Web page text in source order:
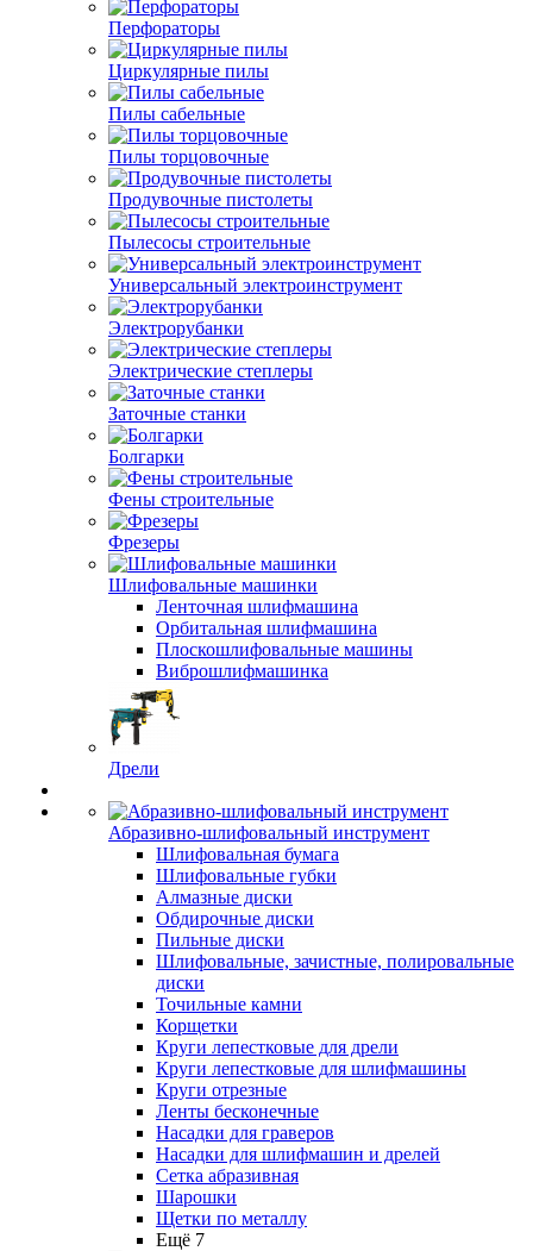
Перфораторы
Циркулярные пилы
Пилы сабельные
Пилы торцовочные
Продувочные пистолеты
Пылесосы строительные
Универсальный электроинструмент
Электрорубанки
Электрические степлеры
Заточные станки
Болгарки
Фены строительные
Фрезеры
Шлифовальные машинки
Ленточная шлифмашина
Орбитальная шлифмашина
Плоскошлифовальные машины
Виброшлифмашинка
Дрели
Абразивно-шлифовальный инструмент
Шлифовальная бумага
Шлифовальные губки
Алмазные диски
Обдирочные диски
Пильные диски
Шлифовальные, зачистные, полировальные
диски
Точильные камни
Корщетки
Круги лепестковые для дрели
Круги лепестковые для шлифмашины
Круги отрезные
Ленты бесконечные
Насадки для граверов
Насадки для шлифмашин и дрелей
Сетка абразивная
Шарошки
Щетки по металлу
Ещё 7